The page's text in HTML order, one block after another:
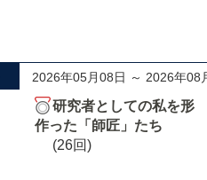
2026年05月08日 ～ 2026年08
研究者としての私を形
作った「師匠」たち
(26回)